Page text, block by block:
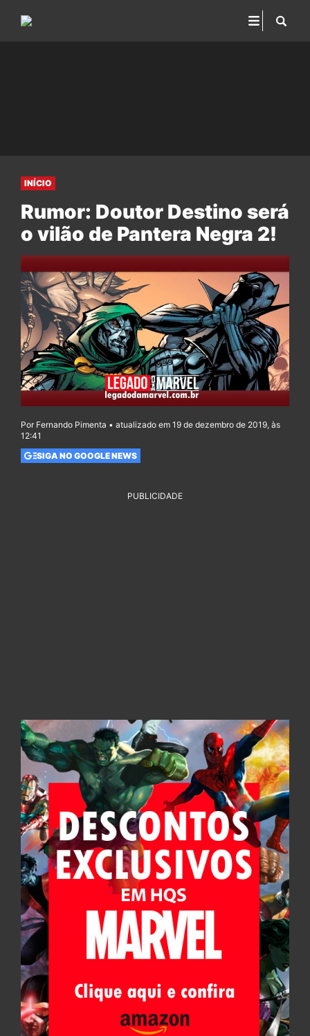
INÍCIO
Rumor: Doutor Destino será
o vilão de Pantera Negra 2!
Por Fernando Pimenta • atualizado em 19 de dezembro de 2019, às
12:41
SIGA NO GOOGLE NEWS
PUBLICIDADE